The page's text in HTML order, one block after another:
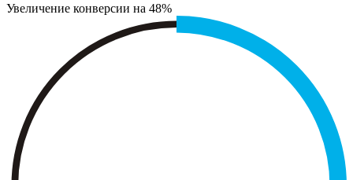
Увеличение конверсии на 48%